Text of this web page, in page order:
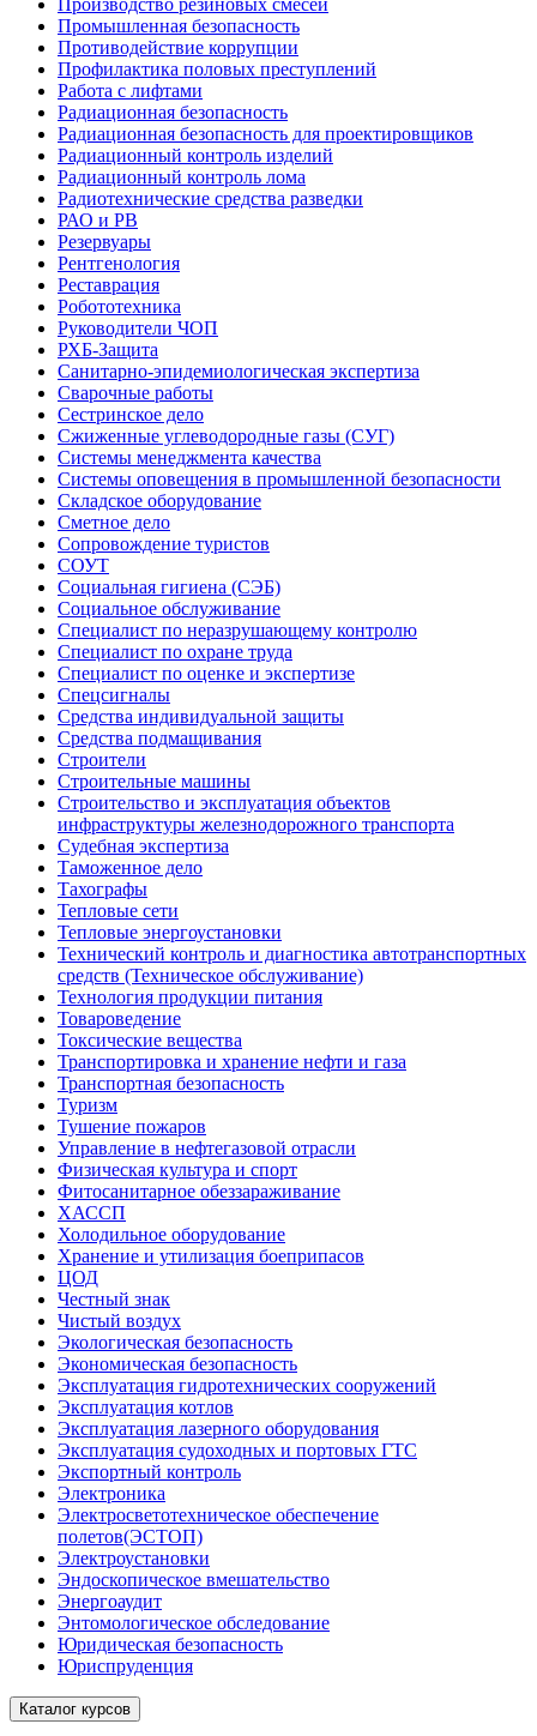
Производство резиновых смесей
Промышленная безопасность
Противодействие коррупции
Профилактика половых преступлений
Работа с лифтами
Радиационная безопасность
Радиационная безопасность для проектировщиков
Радиационный контроль изделий
Радиационный контроль лома
Радиотехнические средства разведки
РАО и РВ
Резервуары
Рентгенология
Реставрация
Робототехника
Руководители ЧОП
РХБ-Защита
Санитарно-эпидемиологическая экспертиза
Сварочные работы
Сестринское дело
Сжиженные углеводородные газы (СУГ)
Системы менеджмента качества
Системы оповещения в промышленной безопасности
Складское оборудование
Сметное дело
Сопровождение туристов
СОУТ
Социальная гигиена (СЭБ)
Социальное обслуживание
Специалист по неразрушающему контролю
Специалист по охране труда
Специалист по оценке и экспертизе
Спецсигналы
Средства индивидуальной защиты
Средства подмащивания
Строители
Строительные машины
Строительство и эксплуатация объектов
инфраструктуры железнодорожного транспорта
Судебная экспертиза
Таможенное дело
Тахографы
Тепловые сети
Тепловые энергоустановки
Технический контроль и диагностика автотранспортных
средств (Техническое обслуживание)
Технология продукции питания
Товароведение
Токсические вещества
Транспортировка и хранение нефти и газа
Транспортная безопасность
Туризм
Тушение пожаров
Управление в нефтегазовой отрасли
Физическая культура и спорт
Фитосанитарное обеззараживание
ХАССП
Холодильное оборудование
Хранение и утилизация боеприпасов
ЦОД
Честный знак
Чистый воздух
Экологическая безопасность
Экономическая безопасность
Эксплуатация гидротехнических сооружений
Эксплуатация котлов
Эксплуатация лазерного оборудования
Эксплуатация судоходных и портовых ГТС
Экспортный контроль
Электроника
Электросветотехническое обеспечение
полетов(ЭСТОП)
Электроустановки
Эндоскопическое вмешательство
Энергоаудит
Энтомологическое обследование
Юридическая безопасность
Юриспруденция
Каталог курсов